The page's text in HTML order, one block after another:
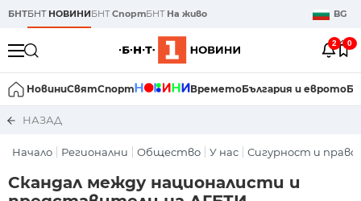
БНТБНТ НОВИНИБНТСпортБНТ На живо BG
2 0
НовиниСвятСпорт ВреметоБългария и еврото
НАЗАД
Начало Регионални Общество У нас Сигурност и
Скандал между националисти и